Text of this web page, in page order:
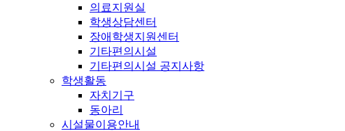
의료지원실
학생상담센터
장애학생지원센터
기타편의시설
기타편의시설 공지사항
학생활동
자치기구
동아리
시설물이용안내